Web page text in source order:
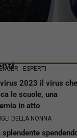
- ESPERTI
2023 il virus che
le scuole, una
in atto
DELLA NONNA
splendente